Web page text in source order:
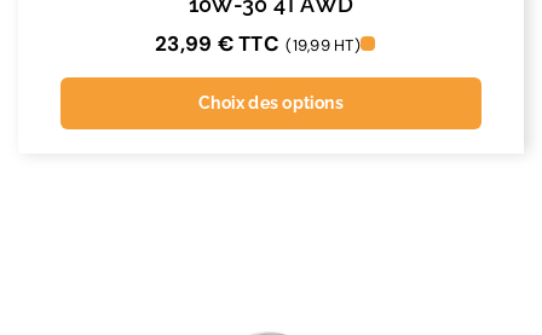
23,99 €TTC (19,99 HT)
Choix des options